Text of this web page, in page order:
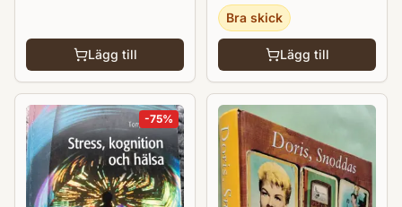
Lägg till
Bra skick
Lägg till
-75%